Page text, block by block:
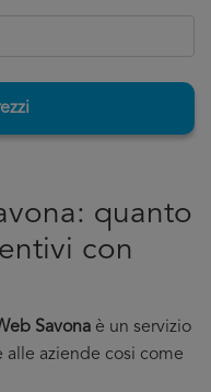
quanto
con
Savona è un servizio
aziende cosi come